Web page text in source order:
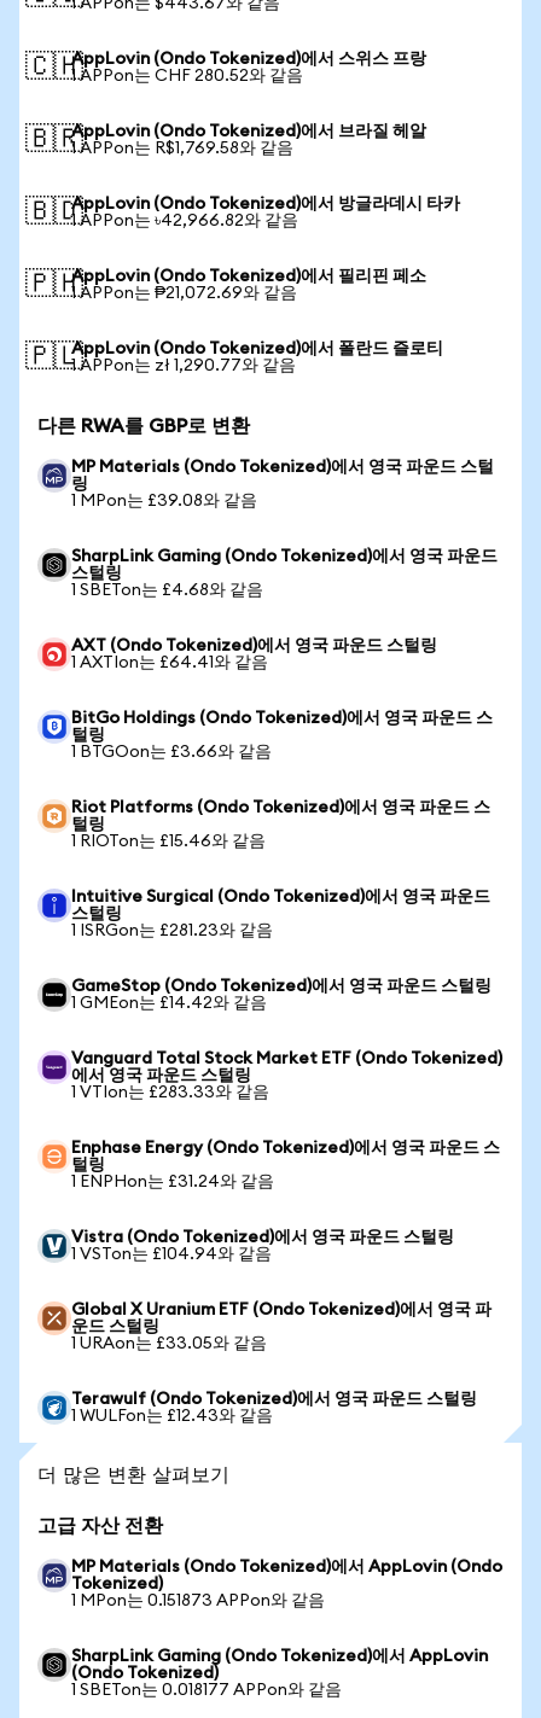
1 APPon는 $443.67와 같음
🇨🇭AppLovin (Ondo Tokenized)에서 스위스 프랑
1 APPon는 CHF 280.52와 같음
🇧🇷AppLovin (Ondo Tokenized)에서 브라질 헤알
1 APPon는 R$1,769.58와 같음
🇧🇩AppLovin (Ondo Tokenized)에서 방글라데시 타카
1 APPon는 ৳42,966.82와 같음
🇵🇭AppLovin (Ondo Tokenized)에서 필리핀 페소
1 APPon는 ₱21,072.69와 같음
🇵🇱AppLovin (Ondo Tokenized)에서 폴란드 즐로티
1 APPon는 zł 1,290.77와 같음
다른 RWA를 GBP로 변환
MP Materials (Ondo Tokenized)에서 영국 파운드 스털
링
1 MPon는 £39.08와 같음
SharpLink Gaming (Ondo Tokenized)에서 영국 파운드
스털링
1 SBETon는 £4.68와 같음
AXT (Ondo Tokenized)에서 영국 파운드 스털링
1 AXTIon는 £64.41와 같음
BitGo Holdings (Ondo Tokenized)에서 영국 파운드 스
털링
1 BTGOon는 £3.66와 같음
Riot Platforms (Ondo Tokenized)에서 영국 파운드 스
털링
1 RIOTon는 £15.46와 같음
Intuitive Surgical (Ondo Tokenized)에서 영국 파운드
스털링
1 ISRGon는 £281.23와 같음
GameStop (Ondo Tokenized)에서 영국 파운드 스털링
1 GMEon는 £14.42와 같음
Vanguard Total Stock Market ETF (Ondo Tokenized)
에서 영국 파운드 스털링
1 VTIon는 £283.33와 같음
Enphase Energy (Ondo Tokenized)에서 영국 파운드 스
털링
1 ENPHon는 £31.24와 같음
Vistra (Ondo Tokenized)에서 영국 파운드 스털링
1 VSTon는 £104.94와 같음
Global X Uranium ETF (Ondo Tokenized)에서 영국 파
운드 스털링
1 URAon는 £33.05와 같음
Terawulf (Ondo Tokenized)에서 영국 파운드 스털링
1 WULFon는 £12.43와 같음
더 많은 변환 살펴보기
고급 자산 전환
MP Materials (Ondo Tokenized)에서 AppLovin (Ondo
Tokenized)
1 MPon는 0.151873 APPon와 같음
SharpLink Gaming (Ondo Tokenized)에서 AppLovin
(Ondo Tokenized)
1 SBETon는 0.018177 APPon와 같음